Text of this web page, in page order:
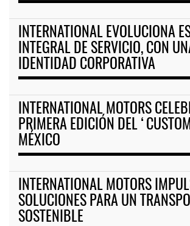
INTERNATIONAL EVOLUCIONA
INTEGRAL DE SERVICIO, CON
IDENTIDAD CORPORATIVA
INTERNATIONAL MOTORS
PRIMERA EDICIÓN DEL
MÉXICO
INTERNATIONAL MOTORS
SOLUCIONES PARA UN
SOSTENIBLE